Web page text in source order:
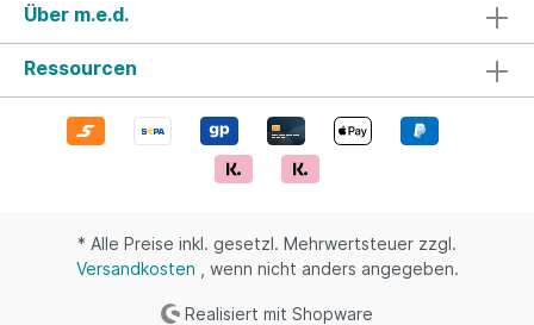
Über m.e.d.
Ressourcen
* Alle Preise inkl. gesetzl. Mehrwertsteuer zzgl.
Versandkosten , wenn nicht anders angegeben.
Realisiert mit Shopware